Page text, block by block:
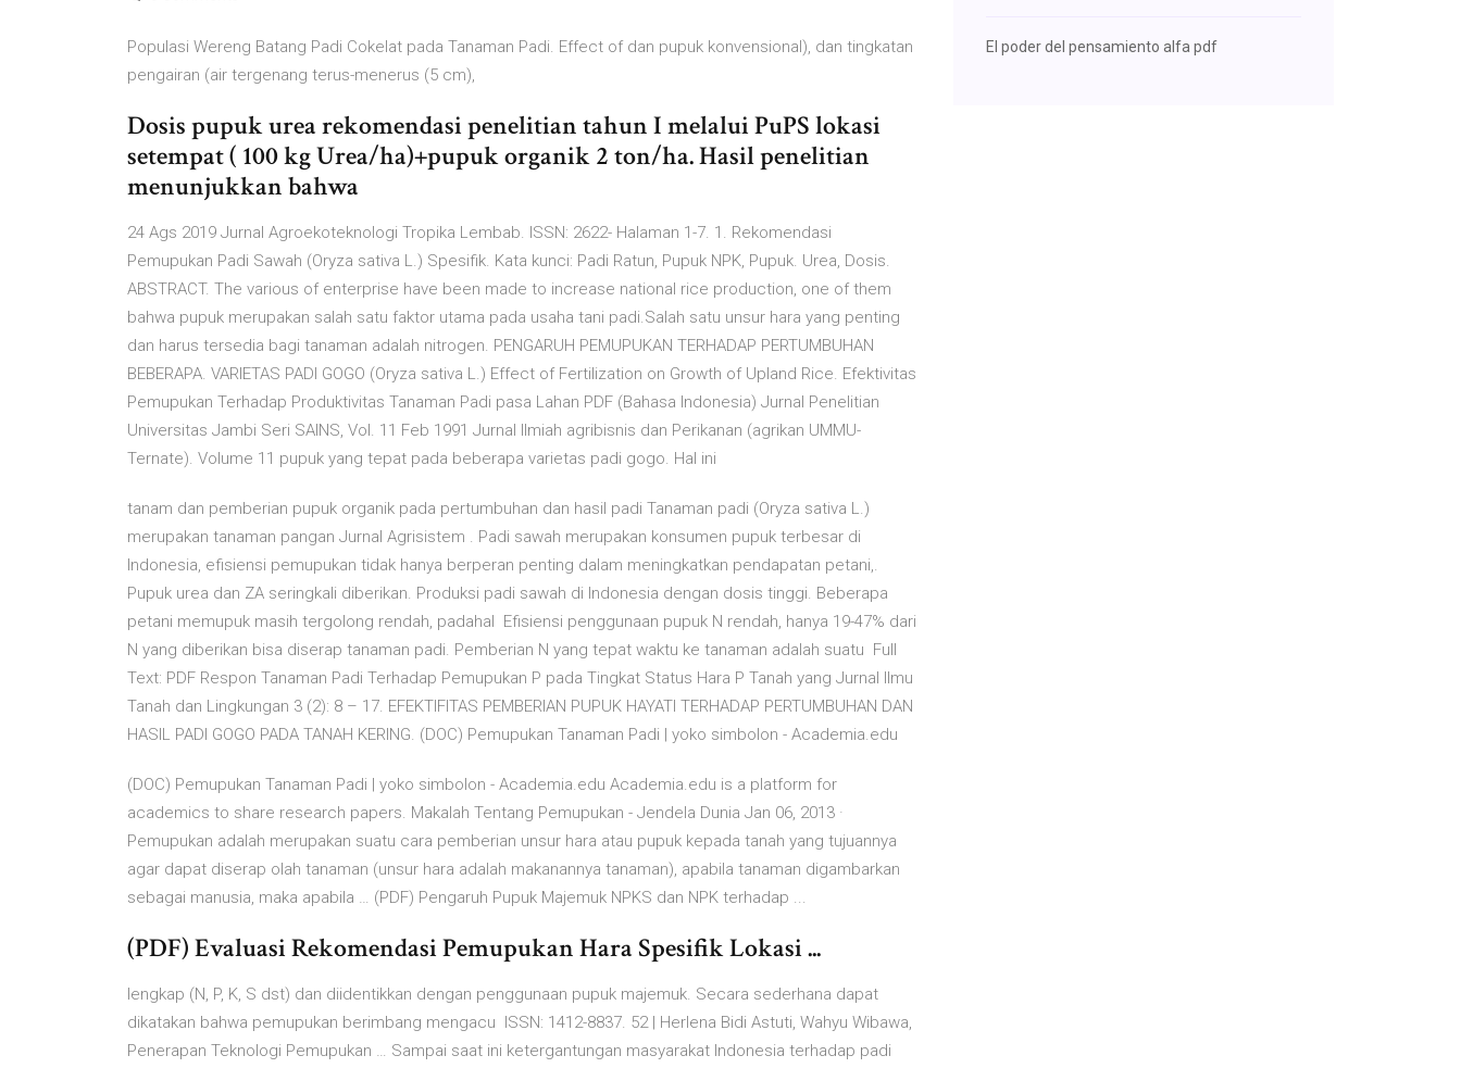
Populasi Wereng Batang Padi Cokelat pada Tanaman Padi. Effect of dan pupuk konvensional), dan tingkatan
pengairan (air tergenang terus-menerus (5 cm),
Dosis pupuk urea rekomendasi penelitian tahun I melalui PuPS lokasi
setempat ( 100 kg Urea/ha)+pupuk organik 2 ton/ha. Hasil penelitian
menunjukkan bahwa
24 Ags 2019 Jurnal Agroekoteknologi Tropika Lembab. ISSN: 2622- Halaman 1-7. 1. Rekomendasi
Pemupukan Padi Sawah (Oryza sativa L.) Spesifik. Kata kunci: Padi Ratun, Pupuk NPK, Pupuk. Urea, Dosis.
ABSTRACT. The various of enterprise have been made to increase national rice production, one of them
bahwa pupuk merupakan salah satu faktor utama pada usaha tani padi.Salah satu unsur hara yang penting
dan harus tersedia bagi tanaman adalah nitrogen. PENGARUH PEMUPUKAN TERHADAP PERTUMBUHAN
BEBERAPA. VARIETAS PADI GOGO (Oryza sativa L.) Effect of Fertilization on Growth of Upland Rice. Efektivitas
Pemupukan Terhadap Produktivitas Tanaman Padi pasa Lahan PDF (Bahasa Indonesia) Jurnal Penelitian
Universitas Jambi Seri SAINS, Vol. 11 Feb 1991 Jurnal Ilmiah agribisnis dan Perikanan (agrikan UMMU-
Ternate). Volume 11 pupuk yang tepat pada beberapa varietas padi gogo. Hal ini
tanam dan pemberian pupuk organik pada pertumbuhan dan hasil padi Tanaman padi (Oryza sativa L.)
merupakan tanaman pangan Jurnal Agrisistem . Padi sawah merupakan konsumen pupuk terbesar di
Indonesia, efisiensi pemupukan tidak hanya berperan penting dalam meningkatkan pendapatan petani,.
Pupuk urea dan ZA seringkali diberikan. Produksi padi sawah di Indonesia dengan dosis tinggi. Beberapa
petani memupuk masih tergolong rendah, padahal Efisiensi penggunaan pupuk N rendah, hanya 19-47% dari
N yang diberikan bisa diserap tanaman padi. Pemberian N yang tepat waktu ke tanaman adalah suatu Full
Text: PDF Respon Tanaman Padi Terhadap Pemupukan P pada Tingkat Status Hara P Tanah yang Jurnal Ilmu
Tanah dan Lingkungan 3 (2): 8 – 17. EFEKTIFITAS PEMBERIAN PUPUK HAYATI TERHADAP PERTUMBUHAN DAN
HASIL PADI GOGO PADA TANAH KERING. (DOC) Pemupukan Tanaman Padi | yoko simbolon - Academia.edu
(DOC) Pemupukan Tanaman Padi | yoko simbolon - Academia.edu Academia.edu is a platform for
academics to share research papers. Makalah Tentang Pemupukan - Jendela Dunia Jan 06, 2013 ·
Pemupukan adalah merupakan suatu cara pemberian unsur hara atau pupuk kepada tanah yang tujuannya
agar dapat diserap olah tanaman (unsur hara adalah makanannya tanaman), apabila tanaman digambarkan
sebagai manusia, maka apabila … (PDF) Pengaruh Pupuk Majemuk NPKS dan NPK terhadap ...
(PDF) Evaluasi Rekomendasi Pemupukan Hara Spesifik Lokasi ...
lengkap (N, P, K, S dst) dan diidentikkan dengan penggunaan pupuk majemuk. Secara sederhana dapat
dikatakan bahwa pemupukan berimbang mengacu ISSN: 1412-8837. 52 | Herlena Bidi Astuti, Wahyu Wibawa,
Penerapan Teknologi Pemupukan … Sampai saat ini ketergantungan masyarakat Indonesia terhadap padi
El poder del pensamiento alfa pdf